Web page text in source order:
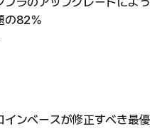
の82％
インベースが修正すべき最優